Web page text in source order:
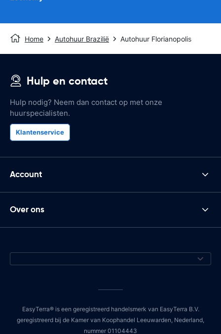
Home Autohuur Brazilië Autohuur Florianopolis
Hulp en contact
Hulp nodig? Neem dan contact op met onze
huurspecialisten.
Klantenservice
Account
Over ons
EasyTerra® is een geregistreerd handelsmerk van EasyTerra B.V.
geregistreerd bij de Kamer van Koophandel Leeuwarden, Nederland,
nummer 01104443